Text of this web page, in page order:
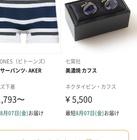
プリザーブドフラワー
ブーケ（ブルー）
アミュレット
ク）（1,500円
てお届けします。
どのシーンにおすすめです。